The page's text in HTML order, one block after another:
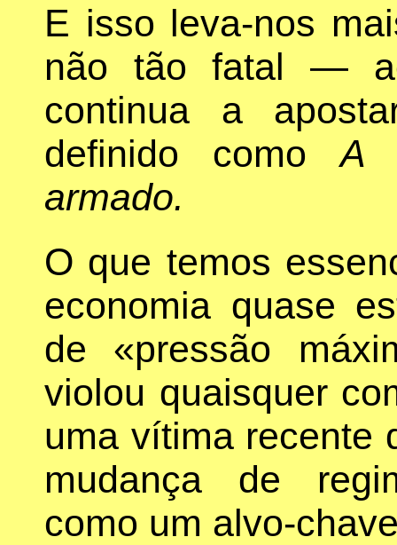
E isso leva-nos
não tão fatal —
continua a
definido comoA
armado.
O que temos
economia quase
de «pressão
violou quaisquer
uma vítima recente
mudança de
como um alvo-